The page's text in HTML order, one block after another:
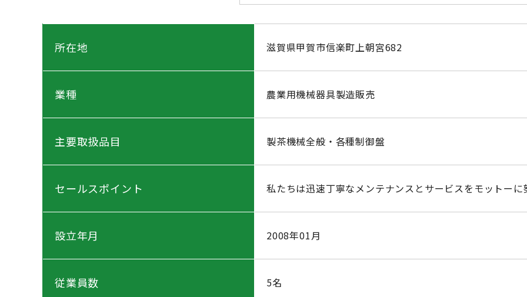
所在地 滋賀県甲賀市信楽町上朝宮682
業種 農業用機械器具製造販売
主要取扱品目 製茶機械全般・各種制御盤
セールスポイント 私たちは迅速丁寧なメンテナンスとサービスをモットーに
設立年月 2008年01月
従業員数 5名